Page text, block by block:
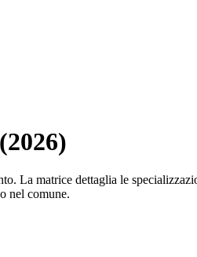
La matrice dettaglia le
nel comune.